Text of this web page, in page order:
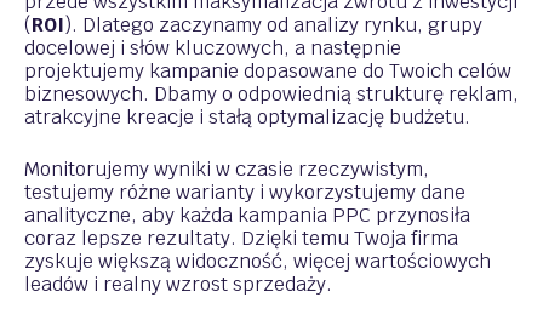
(ROI). Dlatego zaczynamy od analizy rynku, grupy
docelowej i słów kluczowych, a następnie
projektujemy kampanie dopasowane do Twoich celów
biznesowych. Dbamy o odpowiednią strukturę reklam,
atrakcyjne kreacje i stałą optymalizację budżetu.
Monitorujemy wyniki w czasie rzeczywistym,
testujemy różne warianty i wykorzystujemy dane
analityczne, aby każda kampania PPC przynosiła
coraz lepsze rezultaty. Dzięki temu Twoja firma
zyskuje większą widoczność, więcej wartościowych
leadów i realny wzrost sprzedaży.